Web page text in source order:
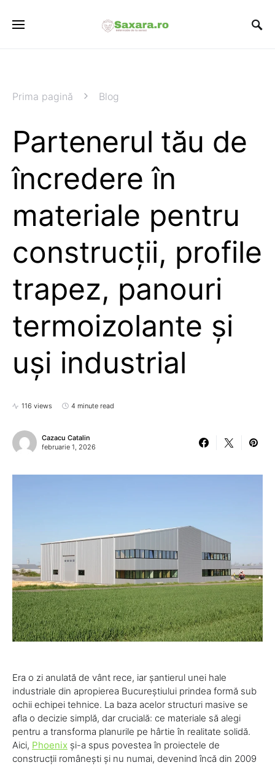
Prima pagină Blog
Partenerul tău de
încredere în
materiale pentru
construcții, profile
trapez, panouri
termoizolante și
uși industrial
116 views 4 minute read
Cazacu Catalin
februarie 1, 2026
Era o zi anulată de vânt rece, iar șantierul unei hale
industriale din apropierea Bucureștiului prindea formă sub
ochii echipei tehnice. La baza acelor structuri masive se
afla o decizie simplă, dar crucială: ce materiale să alegi
pentru a transforma planurile pe hârtie în realitate solidă.
Aici, Phoenix și-a spus povestea în proiectele de
construcții românești și nu numai, devenind încă din 2009